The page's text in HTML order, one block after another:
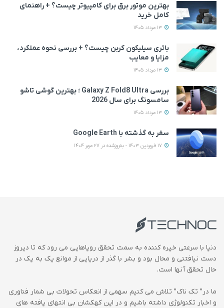
بهترین موتور برق برای کامپیوتر چیست؟ + راهنمای
کامل خرید
باتری سیلیکون کربن چیست؟ + بررسی نحوه عملکرد،
مزایا و معایب
بررسی Galaxy Z Fold8 Ultra ؛ بهترین گوشی تاشو
سامسونگ برای سال 2026
سفر به گذشته با Google Earth
دنیا با سرعتی خیره کننده به سمت تحقق رویاهایی می رود که تا دیروز
دست نیافتنی و محال بود و بشر با گذر از دریایی از موانع یک به یک در
حال تحقق آنها است.
ما در” تک ناک” تلاش می کنیم سهمی از انعکاس تحولات بی شمار فناوری
و اخبار تکنولوژی داشته باشیم و در این کهکشان بی انتهای یافته های